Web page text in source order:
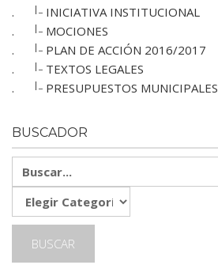
.
|_
INICIATIVA INSTITUCIONAL
.
|_
MOCIONES
.
|_
PLAN DE ACCIÓN 2016/2017
.
|_
TEXTOS LEGALES
.
|_ PRESUPUESTOS MUNICIPALES
BUSCADOR